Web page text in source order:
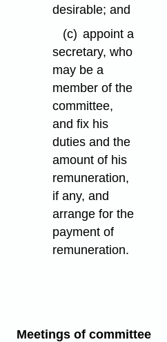
desirable; and
(c) appoint a
secretary, who
may be a
member of the
committee,
and fix his
duties and the
amount of his
remuneration,
if any, and
arrange for the
payment of
remuneration.
Meetings of committee